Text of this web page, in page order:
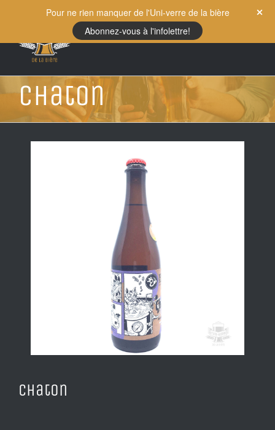
content
Chaton
Chaton
Pour ne rien manquer de l'Uni-verre de la bière
Abonnez-vous à l'infolettre!